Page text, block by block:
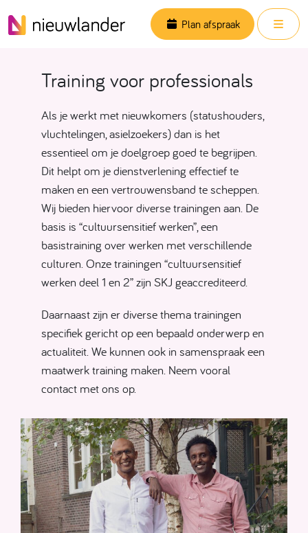
Plan afspraak Menu
Training voor professionals
Als je werkt met nieuwkomers (statushouders,
vluchtelingen, asielzoekers) dan is het
essentieel om je doelgroep goed te begrijpen.
Dit helpt om je dienstverlening effectief te
maken en een vertrouwensband te scheppen.
Wij bieden hiervoor diverse trainingen aan. De
basis is “cultuursensitief werken”, een
basistraining over werken met verschillende
culturen. Onze trainingen “cultuursensitief
werken deel 1 en 2” zijn SKJ geaccrediteerd.
Daarnaast zijn er diverse thema trainingen
specifiek gericht op een bepaald onderwerp en
actualiteit. We kunnen ook in samenspraak een
maatwerk training maken. Neem vooral
contact met ons op.